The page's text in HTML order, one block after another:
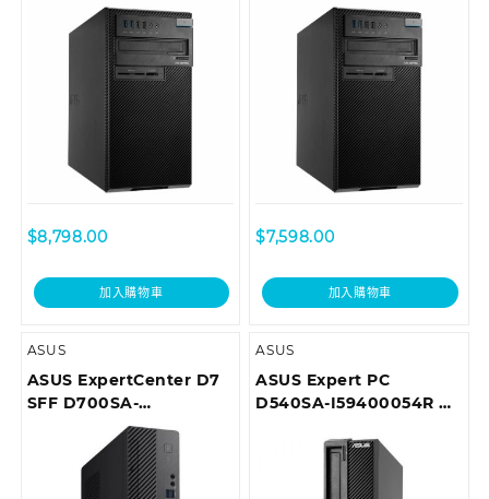
$8,798.00
加入購物車
$7,598.00
加入購物車
ASUS
ASUS ExpertCenter D7
SFF D700SA-
710700018T Desktop
ASUS
ASUS Expert PC
D540SA-I59400054R 商